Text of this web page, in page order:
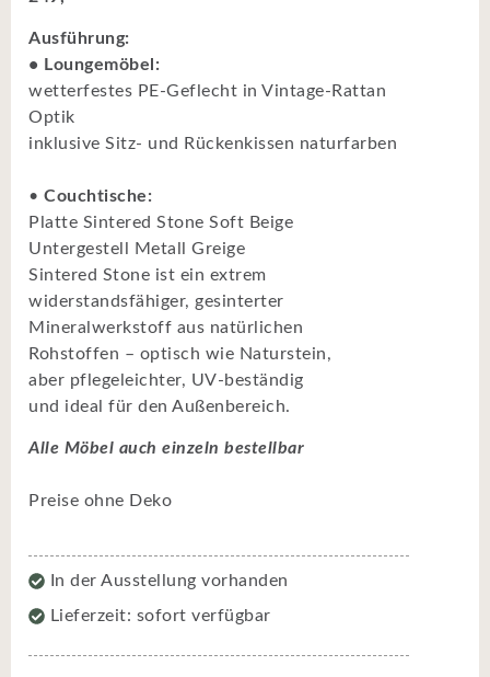
Ausführung:
• Loungemöbel:
wetterfestes PE-Geflecht in Vintage-Rattan
Optik
inklusive Sitz- und Rückenkissen naturfarben
• Couchtische:
Platte Sintered Stone Soft Beige
Untergestell Metall Greige
Sintered Stone ist ein extrem
widerstandsfähiger, gesinterter
Mineralwerkstoff aus natürlichen
Rohstoffen – optisch wie Naturstein,
aber pflegeleichter, UV-beständig
und ideal für den Außenbereich.
Alle Möbel auch einzeln bestellbar
Preise ohne Deko
In der Ausstellung vorhanden
Lieferzeit: sofort verfügbar